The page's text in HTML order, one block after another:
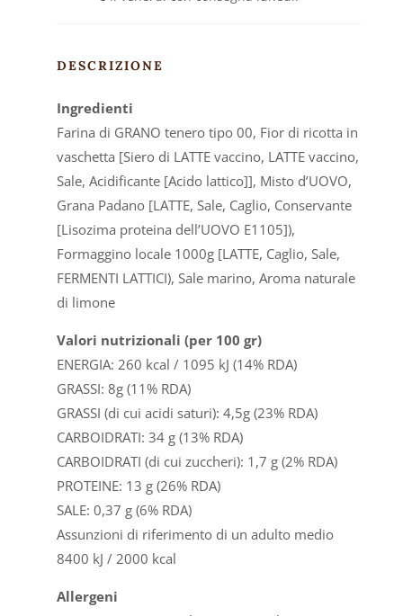
DESCRIZIONE
Ingredienti
Farina di GRANO tenero tipo 00, Fior di ricotta in
vaschetta [Siero di LATTE vaccino, LATTE vaccino,
Sale, Acidificante [Acido lattico]], Misto d’UOVO,
Grana Padano [LATTE, Sale, Caglio, Conservante
[Lisozima proteina dell’UOVO E1105]),
Formaggino locale 1000g [LATTE, Caglio, Sale,
FERMENTI LATTICI), Sale marino, Aroma naturale
di limone
Valori nutrizionali (per 100 gr)
ENERGIA: 260 kcal / 1095 kJ (14% RDA)
GRASSI: 8g (11% RDA)
GRASSI (di cui acidi saturi): 4,5g (23% RDA)
CARBOIDRATI: 34 g (13% RDA)
CARBOIDRATI (di cui zuccheri): 1,7 g (2% RDA)
PROTEINE: 13 g (26% RDA)
SALE: 0,37 g (6% RDA)
Assunzioni di riferimento di un adulto medio
8400 kJ / 2000 kcal
Allergeni